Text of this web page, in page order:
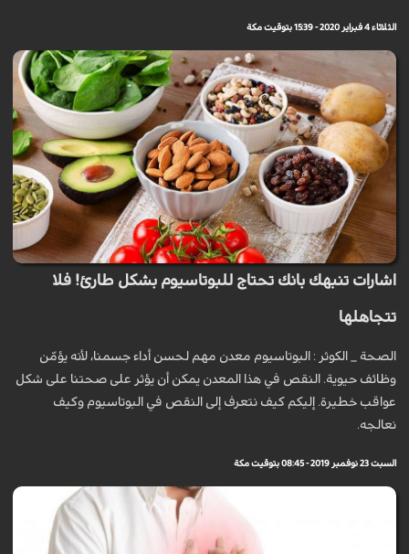
الثلاثاء 4 فبراير 2020 - 15:39 بتوقيت مكة
اشارات تنبهك بانك تحتاج للبوتاسيوم بشكل طارئ! فلا
تتجاهلها
الصحة _ الكوثر : البوتاسيوم معدن مهم لحسن أداء جسمنا، لأنه يؤمّن
وظائف حيوية. النقص في هذا المعدن يمكن أن يؤثر على صحتنا على شكل
عواقب خطيرة. إليكم كيف نتعرف إلى النقص في البوتاسيوم وكيف
نعالجه.
السبت 23 نوفمبر 2019 - 08:45 بتوقيت مكة